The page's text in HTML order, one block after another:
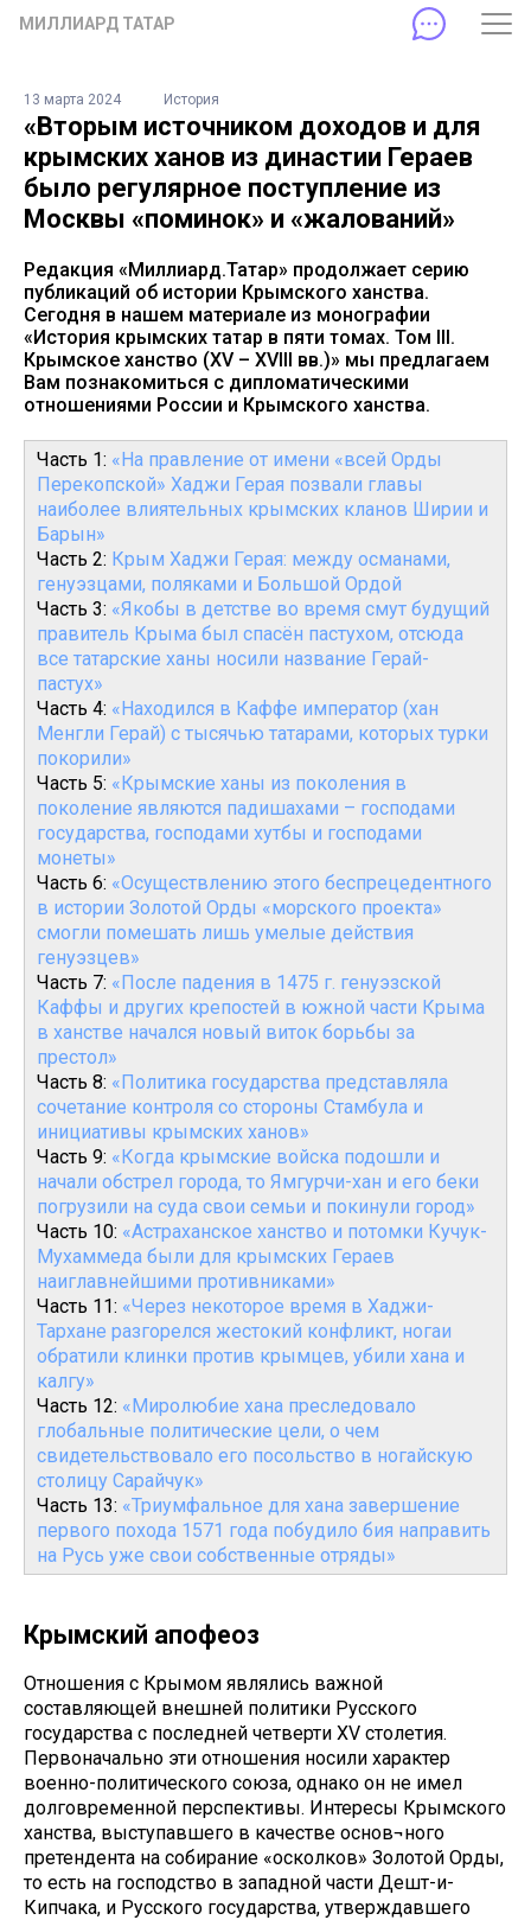
МИЛЛИАРД ТАТАР
13 марта 2024 История
«Вторым источником доходов и для
крымских ханов из династии Гераев
было регулярное поступление из
Москвы «поминок» и «жалований»
Редакция «Миллиард.Татар» продолжает серию
публикаций об истории Крымского ханства.
Сегодня в нашем материале из монографии
«История крымских татар в пяти томах. Том III.
Крымское ханство (XV – XVIII вв.)» мы предлагаем
Вам познакомиться с дипломатическими
отношениями России и Крымского ханства.
Часть 1: «На правление от имени «всей Орды
Перекопской» Хаджи Герая позвали главы
наиболее влиятельных крымских кланов Ширии и
Барын»
Часть 2: Крым Хаджи Герая: между османами,
генуэзцами, поляками и Большой Ордой
Часть 3: «Якобы в детстве во время смут будущий
правитель Крыма был спасён пастухом, отсюда
все татарские ханы носили название Герай-
пастух»
Часть 4: «Находился в Каффе император (хан
Менгли Герай) с тысячью татарами, которых турки
покорили»
Часть 5: «Крымские ханы из поколения в
поколение являются падишахами – господами
государства, господами хутбы и господами
монеты»
Часть 6: «Осуществлению этого беспрецедентного
в истории Золотой Орды «морского проекта»
смогли помешать лишь умелые действия
генуэзцев»
Часть 7: «После падения в 1475 г. генуэзской
Каффы и других крепостей в южной части Крыма
в ханстве начался новый виток борьбы за
престол»
Часть 8: «Политика государства представляла
сочетание контроля со стороны Стамбула и
инициативы крымских ханов»
Часть 9: «Когда крымские войска подошли и
начали обстрел города, то Ямгурчи-хан и его беки
погрузили на суда свои семьи и покинули город»
Часть 10: «Астраханское ханство и потомки Кучук-
Мухаммеда были для крымских Гераев
наиглавнейшими противниками»
Часть 11: «Через некоторое время в Хаджи-
Тархане разгорелся жестокий конфликт, ногаи
обратили клинки против крымцев, убили хана и
калгу»
Часть 12: «Миролюбие хана преследовало
глобальные политические цели, о чем
свидетельствовало его посольство в ногайскую
столицу Сарайчук»
Часть 13: «Триумфальное для хана завершение
первого похода 1571 года побудило бия направить
на Русь уже свои собственные отряды»
Крымский апофеоз
Отношения с Крымом являлись важной
составляющей внешней политики Русского
государства с последней четверти XV столетия.
Первоначально эти отношения носили характер
военно-политического союза, однако он не имел
долговременной перспективы. Интересы Крымского
ханства, выступавшего в качестве основ¬ного
претендента на собирание «осколков» Золотой Орды,
то есть на господство в западной части Дешт-и-
Кипчака, и Русского государства, утверждавшего